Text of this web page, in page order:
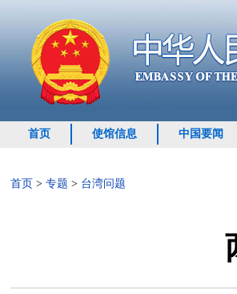
首页 使馆信息 中国要闻
首页 > 专题 > 台湾问题